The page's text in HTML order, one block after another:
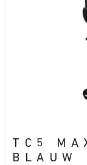
TC5
BLAUW